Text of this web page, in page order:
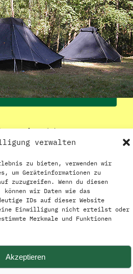
verwalten
zu bieten, verwenden wir
um Geräteinformationen zu
zuzugreifen. Wenn du diesen
können wir Daten wie das
IDs auf dieser Website
Einwilligung nicht erteilst oder
Merkmale und Funktionen
Akzeptieren
bitte über unser
oder bei komplexen
anbelegung [at] vossbarch.de
schreiben.